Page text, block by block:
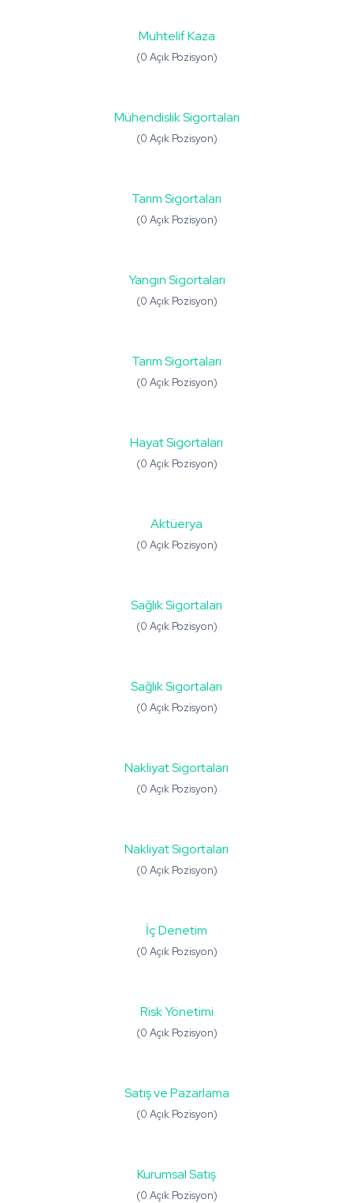
Muhtelif Kaza
(0 Açık Pozisyon)
Mühendislik Sigortaları
(0 Açık Pozisyon)
Tarım Sigortaları
(0 Açık Pozisyon)
Yangın Sigortaları
(0 Açık Pozisyon)
Tarım Sigortaları
(0 Açık Pozisyon)
Hayat Sigortaları
(0 Açık Pozisyon)
Aktüerya
(0 Açık Pozisyon)
Sağlık Sigortaları
(0 Açık Pozisyon)
Sağlık Sigortaları
(0 Açık Pozisyon)
Nakliyat Sigortaları
(0 Açık Pozisyon)
Nakliyat Sigortaları
(0 Açık Pozisyon)
İç Denetim
(0 Açık Pozisyon)
Risk Yönetimi
(0 Açık Pozisyon)
Satış ve Pazarlama
(0 Açık Pozisyon)
Kurumsal Satış
(0 Açık Pozisyon)